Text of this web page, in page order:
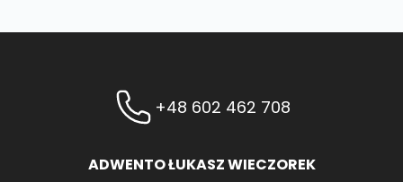
+48 602 462 708
ADWENTO ŁUKASZ WIECZOREK